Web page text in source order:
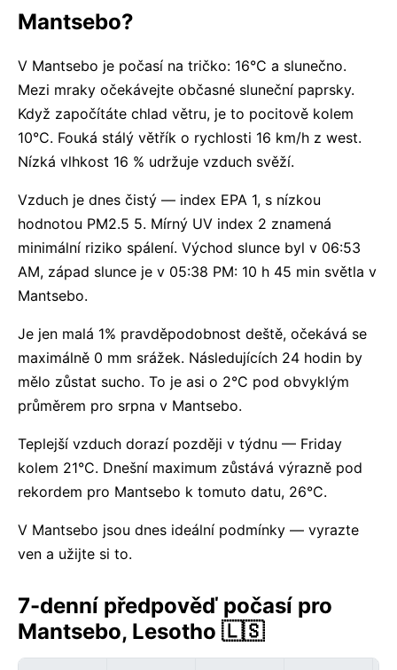
Mantsebo?
V Mantsebo je počasí na tričko: 16°C a slunečno.
Mezi mraky očekávejte občasné sluneční paprsky.
Když započítáte chlad větru, je to pocitově kolem
10°C. Fouká stálý větřík o rychlosti 16 km/h z west.
Nízká vlhkost 16 % udržuje vzduch svěží.
Vzduch je dnes čistý — index EPA 1, s nízkou
hodnotou PM2.5 5. Mírný UV index 2 znamená
minimální riziko spálení. Východ slunce byl v 06:53
AM, západ slunce je v 05:38 PM: 10 h 45 min světla v
Mantsebo.
Je jen malá 1% pravděpodobnost deště, očekává se
maximálně 0 mm srážek. Následujících 24 hodin by
mělo zůstat sucho. To je asi o 2°C pod obvyklým
průměrem pro srpna v Mantsebo.
Teplejší vzduch dorazí později v týdnu — Friday
kolem 21°C. Dnešní maximum zůstává výrazně pod
rekordem pro Mantsebo k tomuto datu, 26°C.
V Mantsebo jsou dnes ideální podmínky — vyrazte
ven a užijte si to.
7-denní předpověď počasí pro
Mantsebo, Lesotho 🇱🇸